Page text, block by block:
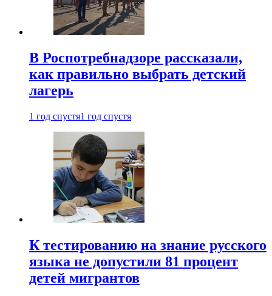
В Роспотребнадзоре рассказали,
как правильно выбрать детский
лагерь
1 год спустя1 год спустя
К тестированию на знание русского
языка не допустили 81 процент
детей мигрантов